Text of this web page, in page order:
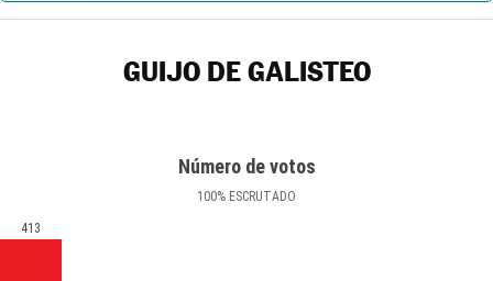
GUIJO DE GALISTEO
Número de votos
100% ESCRUTADO
413